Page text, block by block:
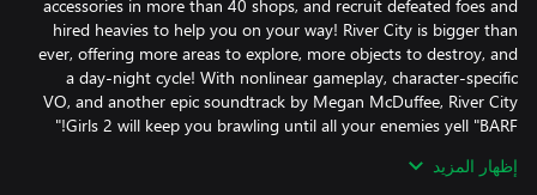
accessories in more than 40 shops, and recruit defeated foes and
hired heavies to help you on your way! River City is bigger than
ever, offering more areas to explore, more objects to destroy, and
a day-night cycle! With nonlinear gameplay, character-specific
VO, and another epic soundtrack by Megan McDuffee, River City
إظهار المزيد